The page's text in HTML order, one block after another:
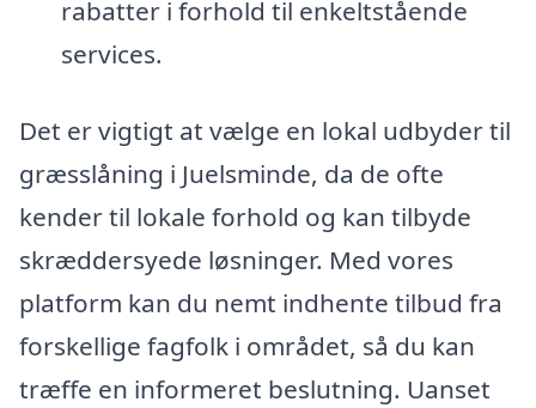
rabatter i forhold til enkeltstående
services.
Det er vigtigt at vælge en lokal udbyder til
græsslåning i Juelsminde, da de ofte
kender til lokale forhold og kan tilbyde
skræddersyede løsninger. Med vores
platform kan du nemt indhente tilbud fra
forskellige fagfolk i området, så du kan
træffe en informeret beslutning. Uanset